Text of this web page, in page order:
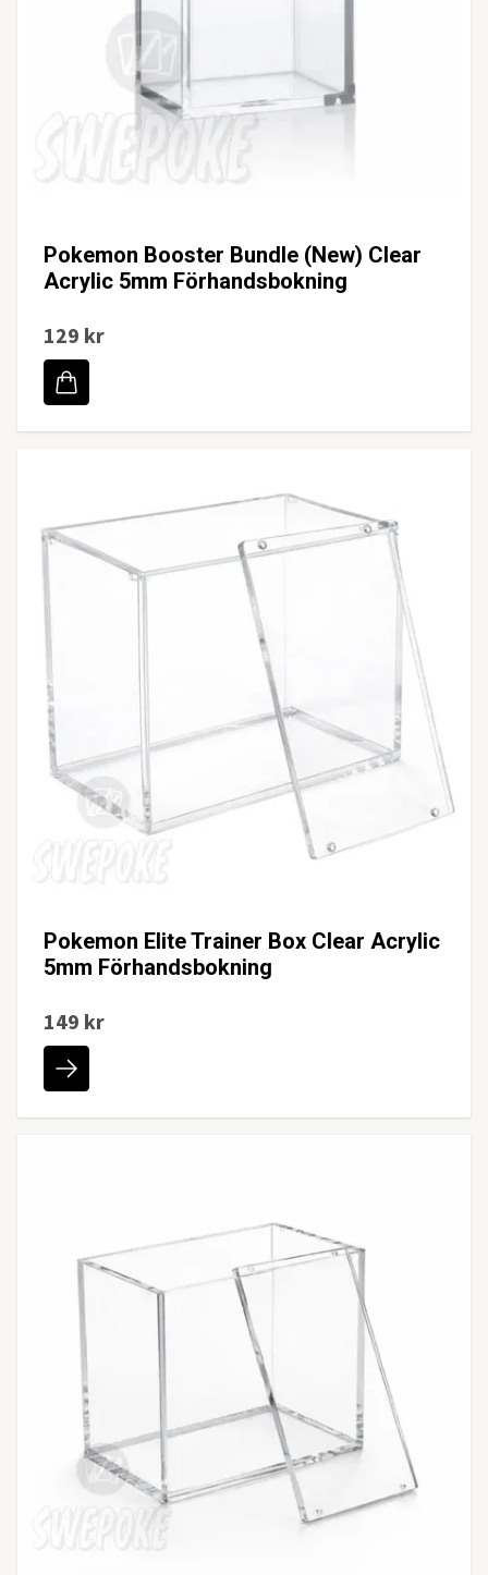
Pokemon Booster Bundle (New) Clear
Acrylic 5mm Förhandsbokning
129 kr
Pokemon Elite Trainer Box Clear Acrylic
5mm Förhandsbokning
149 kr